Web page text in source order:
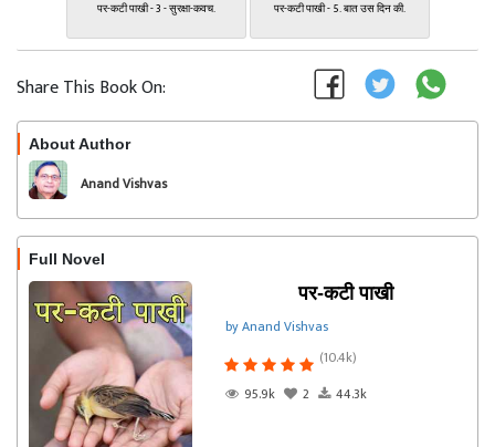
पर-कटी पाखी - 3 - सुरक्षा-कवच. पर-कटी पाखी - 5. बात उस दिन की.
Share This Book On:
About Author
Anand Vishvas
Full Novel
पर-कटी पाखी
by Anand Vishvas
(10.4k)
95.9k
2 44.3k